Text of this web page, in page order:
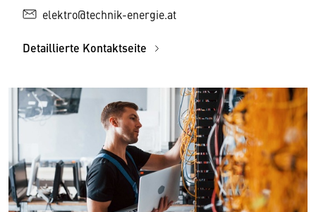
elektro@technik-energie.at
Detaillierte Kontaktseite